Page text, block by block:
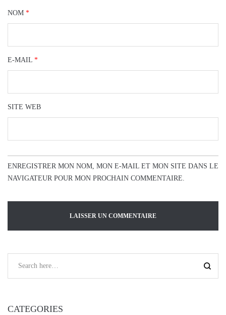
NOM *
E-MAIL *
SITE WEB
ENREGISTRER MON NOM, MON E-MAIL ET MON SITE DANS LE
NAVIGATEUR POUR MON PROCHAIN COMMENTAIRE.
CATEGORIES